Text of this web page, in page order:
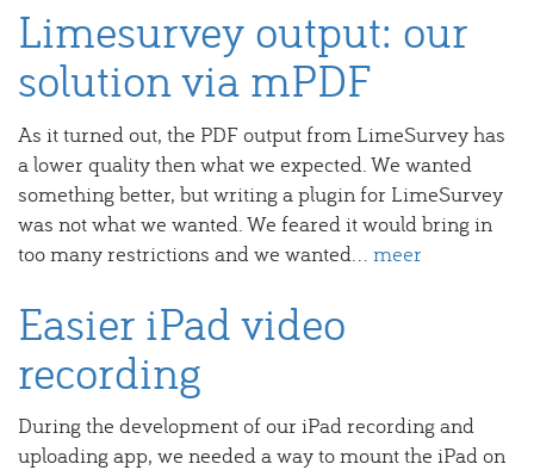
Limesurvey output: our
solution via mPDF
As it turned out, the PDF output from LimeSurvey has
a lower quality then what we expected. We wanted
something better, but writing a plugin for LimeSurvey
was not what we wanted. We feared it would bring in
too many restrictions and we wanted... meer
Easier iPad video
recording
During the development of our iPad recording and
uploading app, we needed a way to mount the iPad on